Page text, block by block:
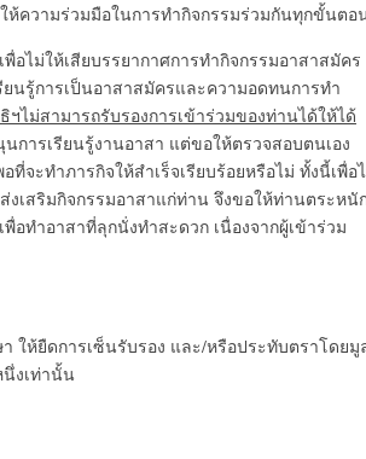
ห้ความร่วมมือในการทำกิจกรรมร่วมกันทุกขั้นตอ
เพื่อไม่ให้เสียบรรยากาศการทำกิจกรรมอาสาสมัคร
นรู้การเป็นอาสาสมัครและความอดทนการทำ
ไม่สามารถรับรองการเข้าร่วมของท่านได้ให้ได้
การเรียนรู้งานอาสา แต่ขอให้ตรวจสอบตนเอง
ะทำภารกิจให้สำเร็จเรียบร้อยหรือไม่ ทั้งนี้เพื่อ
เสริมกิจกรรมอาสาแก่ท่าน จึงขอให้ท่านตระหนั
ทำอาสาที่ลุกนั่งทำสะดวก เนื่องจากผู้เข้าร่วม
ให้ยืดการเซ็นรับรอง และ/หรือประทับตราโดยมู
งเท่านั้น